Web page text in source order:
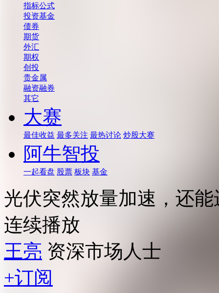
指标公式
投资基金
债券
期货
外汇
期权
创投
贵金属
融资融券
其它
大赛
最佳收益 最多关注 最热讨论 炒股大赛
阿牛智投
一起看盘 股票 板块 基金
光伏突然放量加速，还
连续播放
王亮 资深市场人士
+订阅